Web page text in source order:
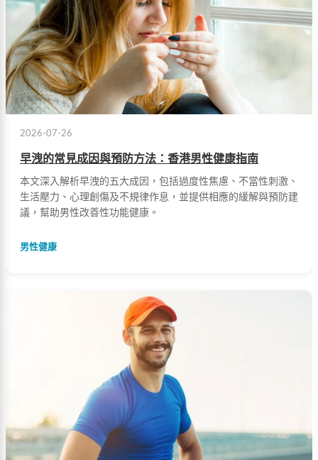
2026-07-26
早洩的常見成因與預防方法：香港男性健康指南
本文深入解析早洩的五大成因，包括過度性焦慮、不當性刺激、
生活壓力、心理創傷及不規律作息，並提供相應的緩解與預防建
議，幫助男性改善性功能健康。
男性健康